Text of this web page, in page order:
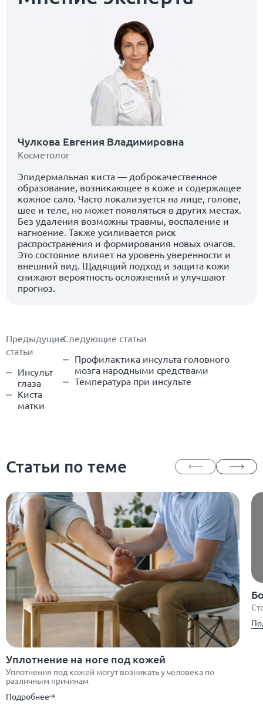
Чулкова Евгения Владимировна
Косметолог
Эпидермальная киста — доброкачественное
образование, возникающее в коже и содержащее
кожное сало. Часто локализуется на лице, голове,
шее и теле, но может появляться в других местах.
Без удаления возможны травмы, воспаление и
нагноение. Также усиливается риск
распространения и формирования новых очагов.
Это состояние влияет на уровень уверенности и
внешний вид. Щадящий подход и защита кожи
снижают вероятность осложнений и улучшают
прогноз.
Предыдущие
статьи
Инсульт
глаза
Киста
матки
Следующие статьи
Профилактика инсульта головного
мозга народными средствами
Температура при инсульте
Статьи по теме
Уплотнение на ноге под кожей
Уплотнения под кожей могут возникать у человека по
различным причинам
Подробнее